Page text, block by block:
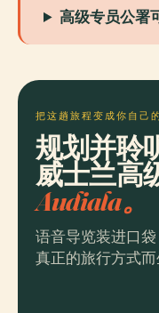
高级专员公署
把这趟旅程变成你自己的
规划并聆
威士兰高
Audiala。
语音导览装进口
真正的旅行方式而